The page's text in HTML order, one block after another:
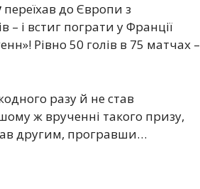
переїхав до Європи з
– і встиг пограти у Франції
Рівно 50 голів в 75 матчах –
разу й не став
ж врученні такого призу,
другим, програвши…